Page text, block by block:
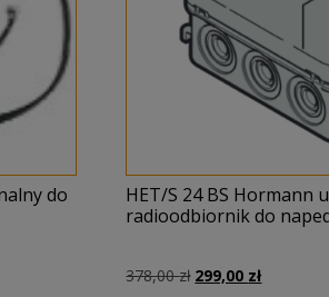
do
HET/S 24 BS Hormann
radioodbiornik do
378,00zł Pierwotna
299,00 złAktualna